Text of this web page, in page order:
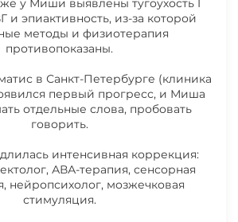
у Миши выявлены тугоухость I
и эпиактивность, из-за которой
методы и физиотерапия
противопоказаны.
в Санкт-Петербурге (клиника
первый прогресс, и Миша
отдельные слова, пробовать
говорить.
интенсивная коррекция:
АВА-терапия, сенсорная
нейропсихолог, мозжечковая
стимуляция.